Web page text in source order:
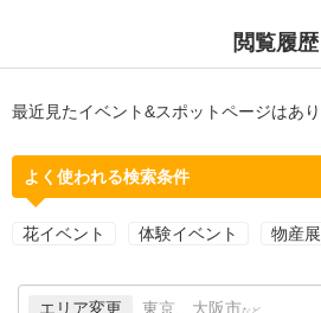
閲覧履歴
最近見たイベント&スポットページはあり
よく使われる検索条件
花イベント 体験イベント 物産
エリア変更 東京、大阪市